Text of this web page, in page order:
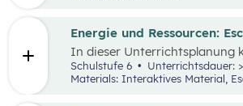
Energie und Ressourcen:
In dieser Unterrichtsplanung
Methode „Escape Room“ zum
es, Inhalte des
„Nachhaltiger Umgang mit
Schulstufe 6 Unterrichtsdauer:
Materials: Interaktives Material,
Energie sind seit dem
omnipräsentes Thema.